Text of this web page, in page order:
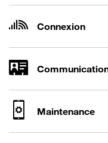
Connexion
Maintenance